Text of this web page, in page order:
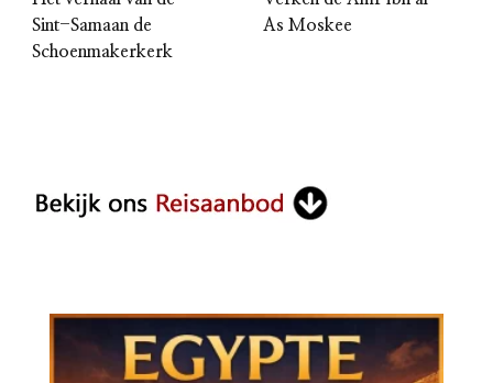
Sint-Samaan de
Schoenmakerkerk
As Moskee